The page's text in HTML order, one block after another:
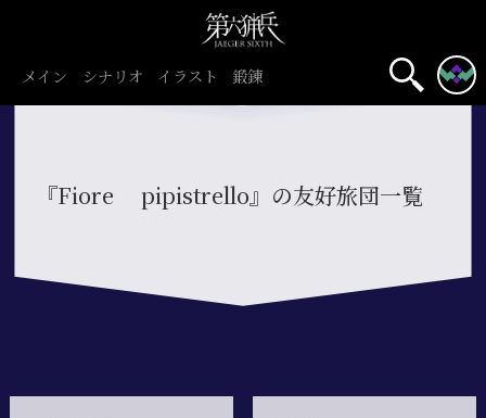
メイン シナリオ イラスト 鍛錬
『Fiore pipistrello』の友好旅団一覧